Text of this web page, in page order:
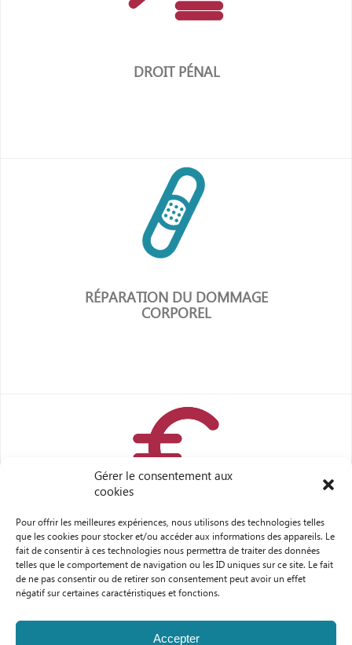
Gérer le consentement aux
cookies
Pour offrir les meilleures expériences, nous utilisons des technologies telles
que les cookies pour stocker et/ou accéder aux informations des appareils. Le
fait de consentir à ces technologies nous permettra de traiter des données
telles que le comportement de navigation ou les ID uniques sur ce site. Le fait
de ne pas consentir ou de retirer son consentement peut avoir un effet
négatif sur certaines caractéristiques et fonctions.
Accepter
en savoir plus
DROIT PÉNAL
en savoir plus
RÉPARATION DU DOMMAGE
CORPOREL
en savoir plus
DROIT COMMERCIAL, DU
CRÉDIT ET DE LA
CONSOMMATION